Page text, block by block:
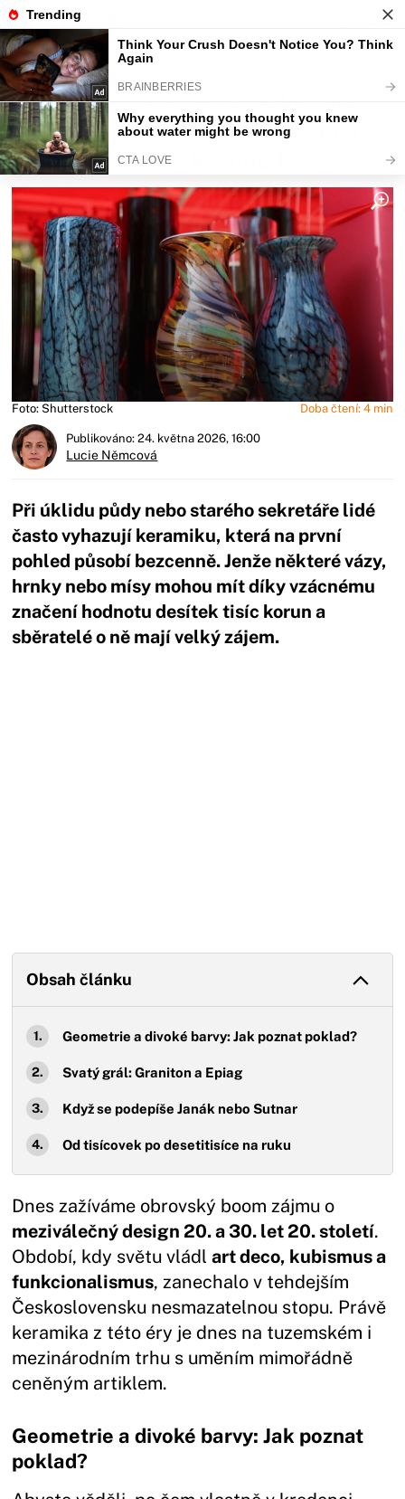
Fajntip.cz Magazín
Máte doma staré vázy? Kdo najde
na dně toto, dostane od sběratelů
20 000 – 50 000 Kč ihned
Foto: Shutterstock Doba čtení: 4 min
Publikováno: 24. května 2026, 16:00
Lucie Němcová
Při úklidu půdy nebo starého sekretáře lidé
často vyhazují keramiku, která na první
pohled působí bezcenně. Jenže některé vázy,
hrnky nebo mísy mohou mít díky vzácnému
značení hodnotu desítek tisíc korun a
sběratelé o ně mají velký zájem.
Obsah článku
Geometrie a divoké barvy: Jak poznat poklad?
Svatý grál: Graniton a Epiag
Když se podepíše Janák nebo Sutnar
Od tisícovek po desetitisíce na ruku
Dnes zažíváme obrovský boom zájmu o
meziválečný design 20. a 30. let 20. století.
Období, kdy světu vládlart deco, kubismus a
funkcionalismus, zanechalo v tehdejším
Československu nesmazatelnou stopu. Právě
keramika z této éry je dnes na tuzemském i
mezinárodním trhu s uměním mimořádně
ceněným artiklem.
Geometrie a divoké barvy: Jak poznat
poklad?